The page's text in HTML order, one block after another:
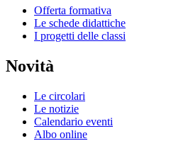
Offerta formativa
Le schede didattiche
I progetti delle classi
Novità
Le circolari
Le notizie
Calendario eventi
Albo online